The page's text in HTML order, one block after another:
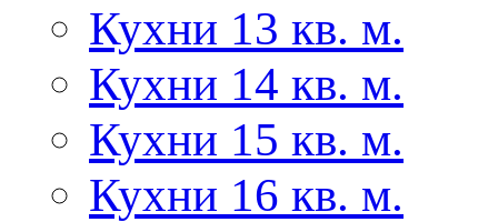
Кухни 13 кв. м.
Кухни 14 кв. м.
Кухни 15 кв. м.
Кухни 16 кв. м.